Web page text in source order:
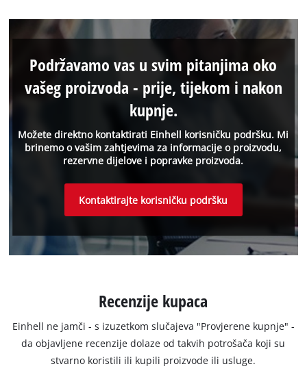
Možete direktno kontaktirati Einhell korisničku podršku. Mi
brinemo o vašim zahtjevima za informacije o proizvodu,
rezervne dijelove i popravke proizvoda.
Podržavamo vas u svim pitanjima oko
vašeg proizvoda - prije, tijekom i nakon
kupnje.
Kontaktirajte korisničku podršku
Recenzije kupaca
Einhell ne jamči - s izuzetkom slučajeva "Provjerene kupnje" -
da objavljene recenzije dolaze od takvih potrošača koji su
stvarno koristili ili kupili proizvode ili usluge.